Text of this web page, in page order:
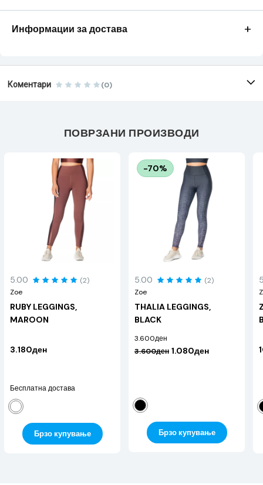
Информации за достава +
Коментари (0)
ПОВРЗАНИ ПРОИЗВОДИ
5.00
(2)
Zoe
RUBY LEGGINGS,
MAROON
3.180ден
Бесплатна достава
Брзо купување
-70%
5.00
(2)
Zoe
THALIA LEGGINGS,
BLACK
3.600ден
3.600ден 1.080ден
Брзо купување